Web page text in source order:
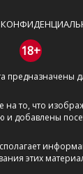
и
разжигание
и
с
мнение.
18+
предназначены
то, что
и добавлены
этих